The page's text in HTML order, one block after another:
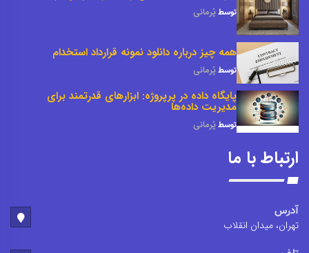
توسطپُرمانی
همه چیز درباره دانلود نمونه قرارداد استخدام
توسطپُرمانی
پایگاه داده در پرپروژه: ابزارهای قدرتمند برای
مدیریت داده‌ها
توسطپُرمانی
ارتباط با ما
آدرس
تهران، میدان انقلاب